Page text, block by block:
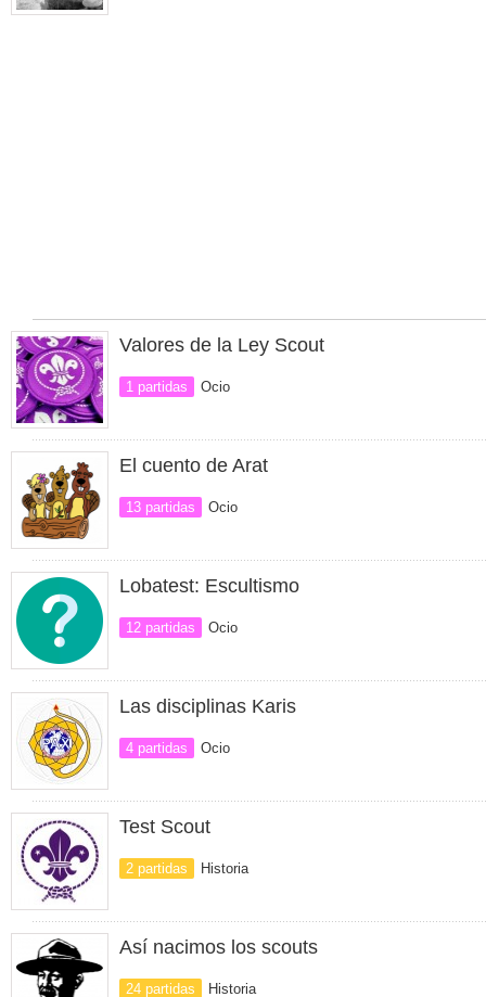
Valores de la Ley Scout
1 partidas Ocio
El cuento de Arat
13 partidas Ocio
Lobatest: Escultismo
12 partidas Ocio
Las disciplinas Karis
4 partidas Ocio
Test Scout
2 partidas Historia
Así nacimos los scouts
24 partidas Historia